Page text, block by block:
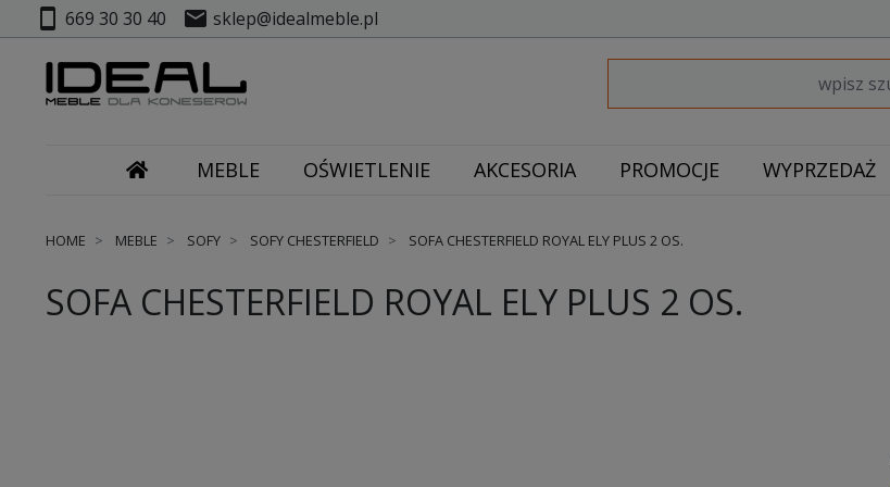
smartphone 669 30 30 40 mail sklep@idealmeble.pl
MEBLE OŚWIETLENIE AKCESORIA PROMOCJE WYPRZEDAŻ
HOME MEBLE SOFY SOFY CHESTERFIELD SOFA CHESTERFIELD ROYAL ELY PLUS 2 OS.
SOFA CHESTERFIELD ROYAL ELY PLUS 2 OS.